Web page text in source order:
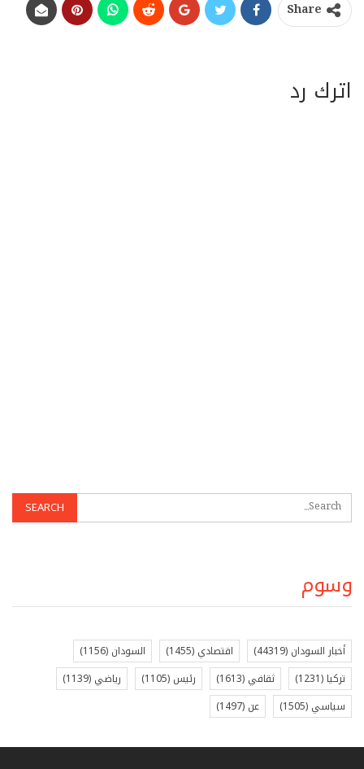
Share
اترك رد
وسوم
أخبار السودان (44319) اقتصادي (1455) السودان (1156)
تركيا (1231) ثقافي (1613) رئيس (1105) رياضي (1139)
سياسي (1505) عن (1497)